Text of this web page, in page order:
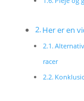
Her er en
racer